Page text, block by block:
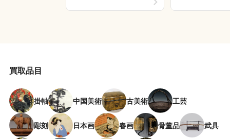
買取品目
掛軸 中国美術 古美術 工芸
彫刻 日本画 春画 骨董品 武具